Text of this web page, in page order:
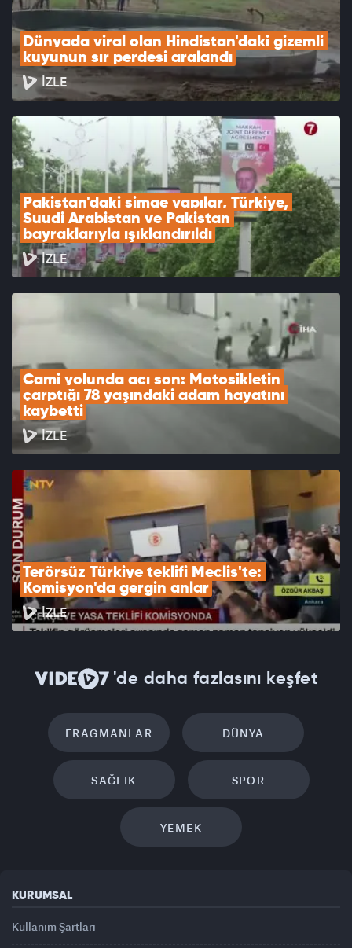
Dünyada viral olan Hindistan'daki gizemli
kuyunun sır perdesi aralandı
İZLE
Pakistan'daki simge yapılar, Türkiye,
Suudi Arabistan ve Pakistan
bayraklarıyla ışıklandırıldı
İZLE
Cami yolunda acı son: Motosikletin
çarptığı 78 yaşındaki adam hayatını
kaybetti
İZLE
Terörsüz Türkiye teklifi Meclis'te:
Komisyon'da gergin anlar
İZLE
'de daha fazlasını keşfet
FRAGMANLAR DÜNYA
SAĞLIK SPOR
YEMEK
KURUMSAL
Kullanım Şartları